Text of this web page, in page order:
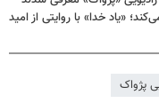
«یاد خدا» با روایتی از امید
پژواک